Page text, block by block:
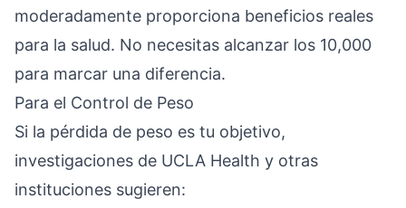
moderadamente proporciona beneficios reales
para la salud. No necesitas alcanzar los 10,000
para marcar una diferencia.
Para el Control de Peso
Si la pérdida de peso es tu objetivo,
investigaciones de UCLA Health y otras
instituciones sugieren: